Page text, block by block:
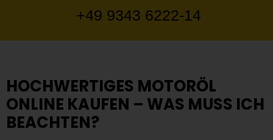
+49 9343 6222-14
HOCHWERTIGES MOTORÖL
ONLINE KAUFEN – WAS MUSS ICH
BEACHTEN?